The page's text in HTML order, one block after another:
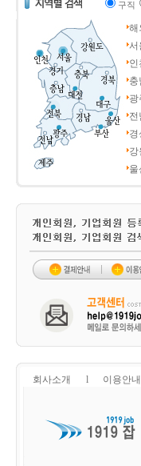
구직
해
서
인
충
광
전
경
강
울
회사소개 l 이용안내